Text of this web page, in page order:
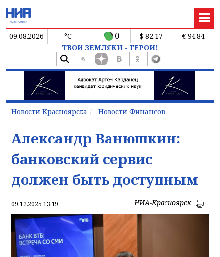
09.08.2026 °C 0 $ 82.17
€ 94.84
ТВОИ ЗЕМЛЯКИ - ГЕРОИ!
Новости Красноярска Новости Финансов
Александр Ванюшкин:
банковский сервис
должен быть доступным
09.12.2025 13:19 НИА-Красноярск